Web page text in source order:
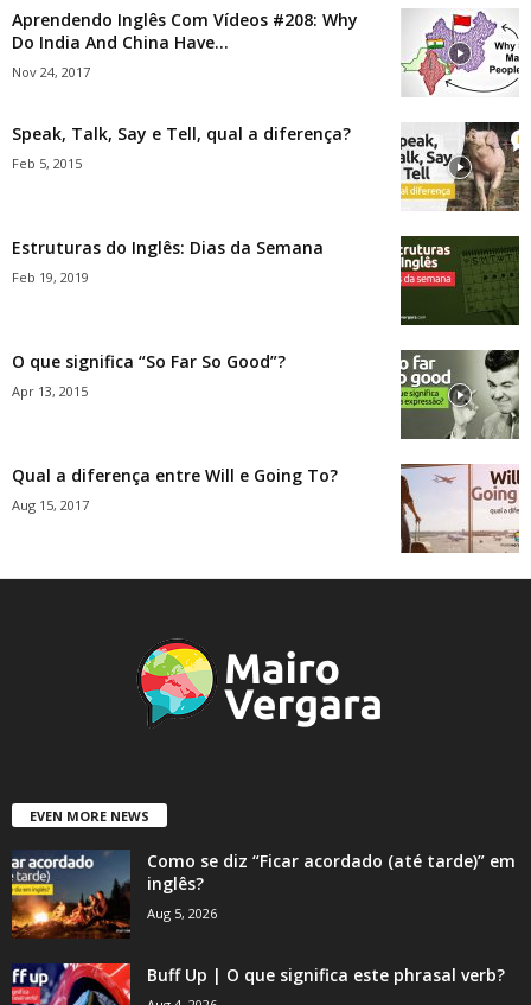
Aprendendo Inglês Com Vídeos #208: Why
Do India And China Have...
Nov 24, 2017
Speak, Talk, Say e Tell, qual a diferença?
Feb 5, 2015
Estruturas do Inglês: Dias da Semana
Feb 19, 2019
O que significa “So Far So Good”?
Apr 13, 2015
Qual a diferença entre Will e Going To?
Aug 15, 2017
EVEN MORE NEWS
Como se diz “Ficar acordado (até tarde)” em
inglês?
Aug 5, 2026
Buff Up | O que significa este phrasal verb?